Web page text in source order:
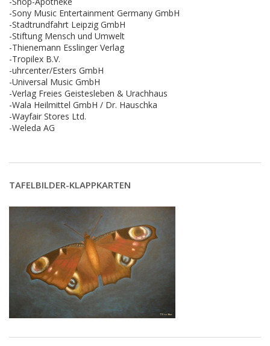
-Sony Music Entertainment Germany GmbH
-Stadtrundfahrt Leipzig GmbH
-Stiftung Mensch und Umwelt
-Thienemann Esslinger Verlag
-Tropilex B.V.
-uhrcenter/Esters GmbH
-Universal Music GmbH
-Verlag Freies Geistesleben & Urachhaus
-Wala Heilmittel GmbH / Dr. Hauschka
-Wayfair Stores Ltd.
-Weleda AG
TAFELBILDER-KLAPPKARTEN